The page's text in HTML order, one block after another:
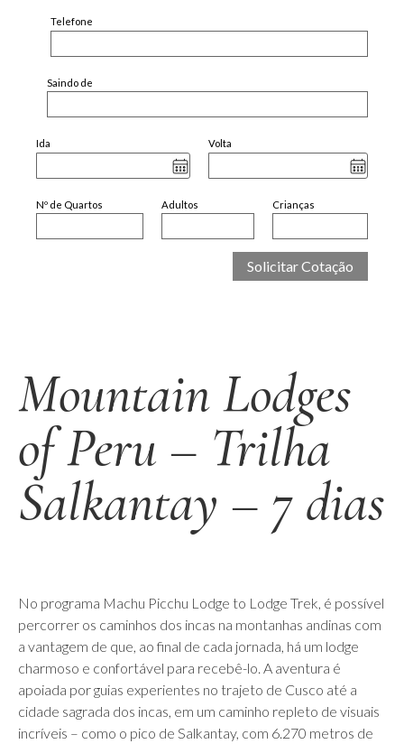
Telefone
Saindo de
Ida Volta
Nº de Quartos Adultos Crianças
Mountain Lodges
of Peru – Trilha
Salkantay – 7 dias
No programa Machu Picchu Lodge to Lodge Trek, é possível
percorrer os caminhos dos incas na montanhas andinas com
a vantagem de que, ao final de cada jornada, há um lodge
charmoso e confortável para recebê-lo. A aventura é
apoiada por guias experientes no trajeto de Cusco até a
cidade sagrada dos incas, em um caminho repleto de visuais
incríveis – como o pico de Salkantay, com 6.270 metros de